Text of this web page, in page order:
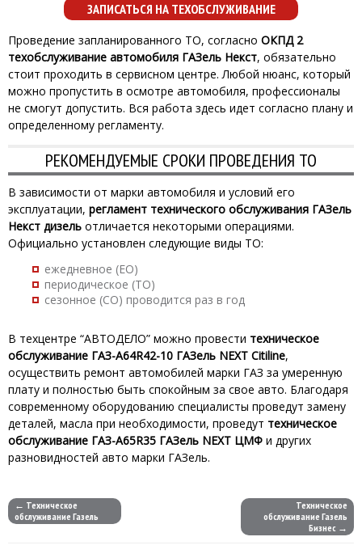
ЗАПИСАТЬСЯ НА ТЕХОБСЛУЖИВАНИЕ
Проведение запланированного ТО, согласно ОКПД 2
техобслуживание автомобиля ГАЗель Некст, обязательно
стоит проходить в сервисном центре. Любой нюанс, который
можно пропустить в осмотре автомобиля, профессионалы
не смогут допустить. Вся работа здесь идет согласно плану и
определенному регламенту.
РЕКОМЕНДУЕМЫЕ СРОКИ ПРОВЕДЕНИЯ ТО
В зависимости от марки автомобиля и условий его
эксплуатации, регламент технического обслуживания ГАЗель
Некст дизель отличается некоторыми операциями.
Официально установлен следующие виды ТО:
ежедневное (ЕО)
периодическое (ТО)
сезонное (СО) проводится раз в год
В техцентре “АВТОДЕЛО” можно провести техническое
обслуживание ГАЗ-A64R42-10 ГАЗель NEXT Citiline,
осуществить ремонт автомобилей марки ГАЗ за умеренную
плату и полностью быть спокойным за свое авто. Благодаря
современному оборудованию специалисты проведут замену
деталей, масла при необходимости, проведут техническое
обслуживание ГАЗ-A65R35 ГАЗель NEXT ЦМФ и других
разновидностей авто марки ГАЗель.
← Техническое
обслуживание Газель
Техническое
обслуживание Газель
Бизнес →